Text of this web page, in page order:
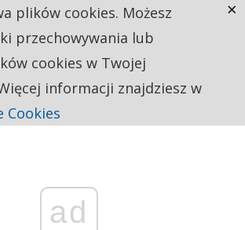
ad
plików cookies. Możesz
przechowywania lub
cookies w Twojej
informacji znajdziesz w
Cookies
×